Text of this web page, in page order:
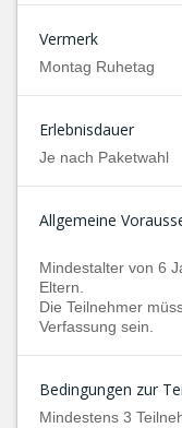
Vermerk
Montag Ruhetag
Erlebnisdauer
Je nach Paketwahl
Allgemeine
Mindestalter von 6
Eltern.
Die Teilnehmer
Verfassung sein.
Bedingungen zur
Mindestens 3